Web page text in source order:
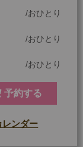
おひとり
おひとり
おひとり
予約する
レンダー